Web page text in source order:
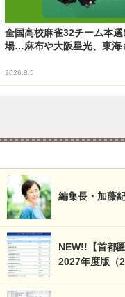
全国高校麻雀32チーム本選
場…麻布や大阪星光、東海
2026.8.5
編集長・加藤
NEW!!【首都
2027年度版（